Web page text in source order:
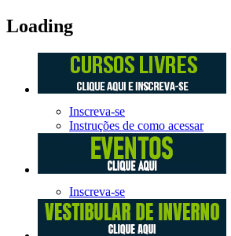
Loading
Inscreva-se
Instruções de como acessar
Inscreva-se